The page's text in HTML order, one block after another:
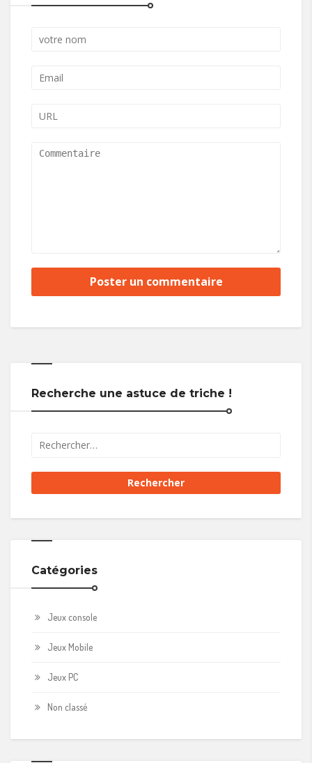
Recherche une astuce de triche !
Catégories
Jeux console
Jeux Mobile
Jeux PC
Non classé